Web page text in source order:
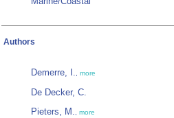
Authors
Demerre, I., more
De Decker, C.
Pieters, M., more